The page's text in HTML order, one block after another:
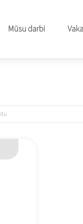
Mūsu darbi